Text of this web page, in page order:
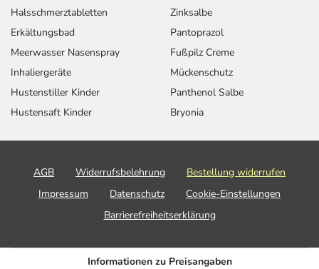
Halsschmerztabletten
Erkältungsbad
Meerwasser Nasenspray
Inhaliergeräte
Hustenstiller Kinder
Hustensaft Kinder
Zinksalbe
Pantoprazol
Fußpilz Creme
Mückenschutz
Panthenol Salbe
Bryonia
AGB Widerrufsbelehrung
Bestellung widerrufen
Impressum
Datenschutz
Cookie-Einstellungen
Barrierefreiheitserklärung
Informationen zu Preisangaben